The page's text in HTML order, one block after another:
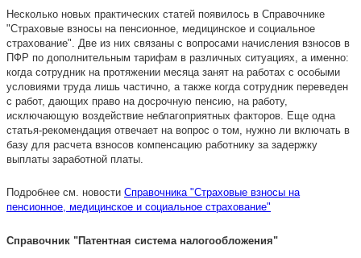
Несколько новых практических статей появилось в Справочнике
"Страховые взносы на пенсионное, медицинское и социальное
страхование". Две из них связаны с вопросами начисления взносов в
ПФР по дополнительным тарифам в различных ситуациях, а именно:
когда сотрудник на протяжении месяца занят на работах с особыми
условиями труда лишь частично, а также когда сотрудник переведен
с работ, дающих право на досрочную пенсию, на работу,
исключающую воздействие неблагоприятных факторов. Еще одна
статья-рекомендация отвечает на вопрос о том, нужно ли включать в
базу для расчета взносов компенсацию работнику за задержку
выплаты заработной платы.
Подробнее см. новости Справочника "Страховые взносы на
пенсионное, медицинское и социальное страхование"
Справочник "Патентная система налогообложения"